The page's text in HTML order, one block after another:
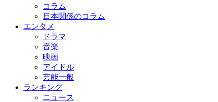
コラム
日本関係のコラム
エンタメ
ドラマ
音楽
映画
アイドル
芸能一般
ランキング
ニュース